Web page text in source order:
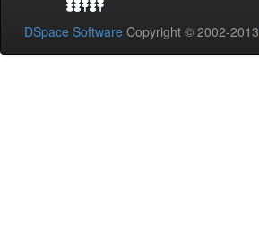
DSpace Software Copyright © 2002-2013